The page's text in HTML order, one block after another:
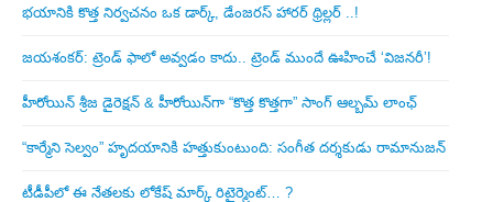
భయానికి కొత్త నిర్వచనం ఒక డార్క్, డేంజరస్ హారర్ థ్రిల్లర్ ..!
జయశంకర్: ట్రెండ్‌ ఫాలో అవ్వడం కాదు.. ట్రెండ్‌ ముందే ఊహించే ‘విజనరీ’!
హీరోయిన్ శ్రీజ డైరెక్ష‌న్ & హీరోయిన్‌గా “కొత్త కొత్తగా” సాంగ్ ఆల్బమ్ లాంఛ్
“కార్మేని సెల్వం” హృదయానికి హత్తుకుంటుంది: సంగీత దర్శకుడు రామానుజన్
టీడీపీలో ఈ నేత‌ల‌కు లోకేష్ మార్క్ రిటైర్మెంట్‌… ?